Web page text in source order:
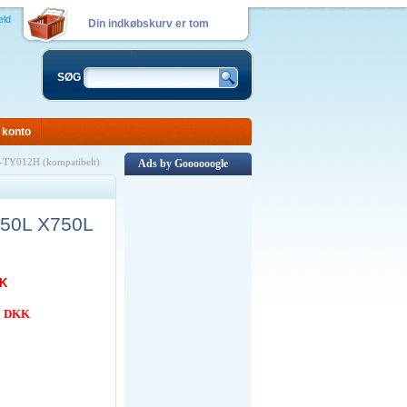
Din indkøbskurv er tom
SØG
konto
(kompatibelt)
X750L
DKK
Ads by Goooooogle